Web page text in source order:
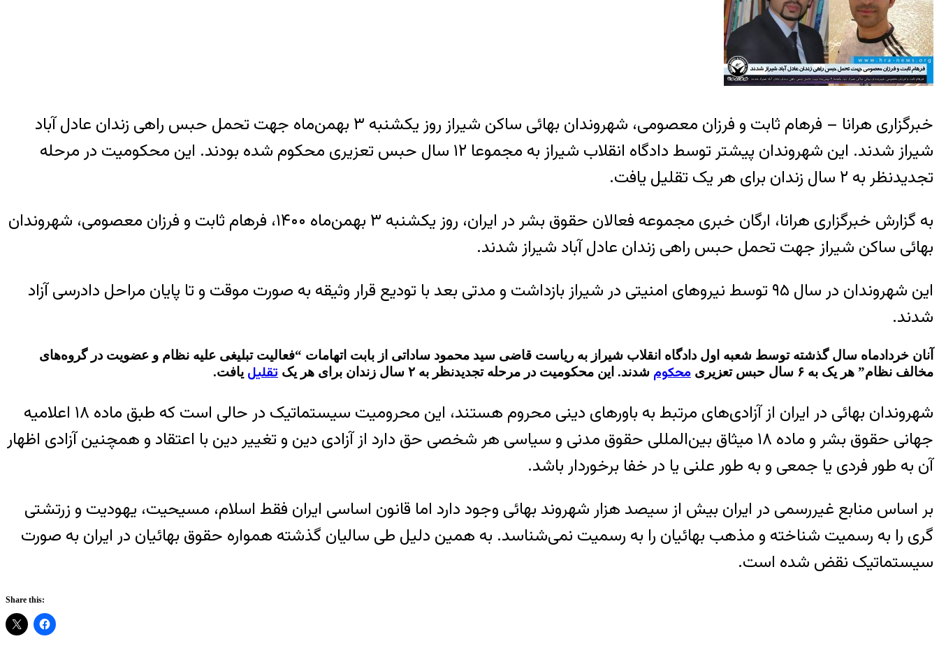
خبرگزاری هرانا – فرهام ثابت و فرزان معصومی، شهروندان بهائی ساکن شیراز روز یکشنبه ۳ بهمن‌ماه جهت تحمل حبس راهی زندان عادل آباد
شیراز شدند. این شهروندان پیشتر توسط دادگاه انقلاب شیراز به مجموعا ۱۲ سال حبس تعزیری محکوم شده بودند. این محکومیت در مرحله
تجدیدنظر به ۲ سال زندان برای هر یک تقلیل یافت.
به گزارش خبرگزاری هرانا، ارگان خبری مجموعه فعالان حقوق بشر در ایران، روز یکشنبه ۳ بهمن‌ماه ۱۴۰۰، فرهام ثابت و فرزان معصومی، شهروندان
بهائی ساکن شیراز جهت تحمل حبس راهی زندان عادل آباد شیراز شدند.
این شهروندان در سال ۹۵ توسط نیروهای امنیتی در شیراز بازداشت و مدتی بعد با تودیع قرار وثیقه به صورت موقت و تا پایان مراحل دادرسی آزاد
شدند.
آنان خردادماه سال گذشته توسط شعبه اول دادگاه انقلاب شیراز به ریاست قاضی سید محمود ساداتی از بابت اتهامات “فعالیت تبلیغی علیه نظام و عضویت در گروه‌های
مخالف نظام” هر یک به ۶ سال حبس تعزیری
محکوم شدند. این محکومیت در مرحله تجدیدنظر به ۲ سال زندان برای هر یک تقلیل یافت.
شهروندان بهائی در ایران از آزادی‌های مرتبط به باورهای دینی محروم هستند، این محرومیت سیستماتیک در حالی است که طبق ماده ۱۸ اعلامیه
جهانی حقوق بشر و ماده ۱۸ میثاق بین‌المللی حقوق مدنی و سیاسی هر شخصی حق دارد از آزادی دین و تغییر دین با اعتقاد و همچنین آزادی اظهار
آن به طور فردی یا جمعی و به طور علنی یا در خفا برخوردار باشد.
بر اساس منابع غیررسمی در ایران بیش از سیصد هزار شهروند بهائی وجود دارد اما قانون اساسی ایران فقط اسلام، مسیحیت، یهودیت و زرتشتی
گری را به رسمیت شناخته و مذهب بهائیان را به رسمیت نمی‌شناسد. به همین دلیل طی سالیان گذشته همواره حقوق بهائیان در ایران به صورت
سیستماتیک نقض شده است.
Share this: